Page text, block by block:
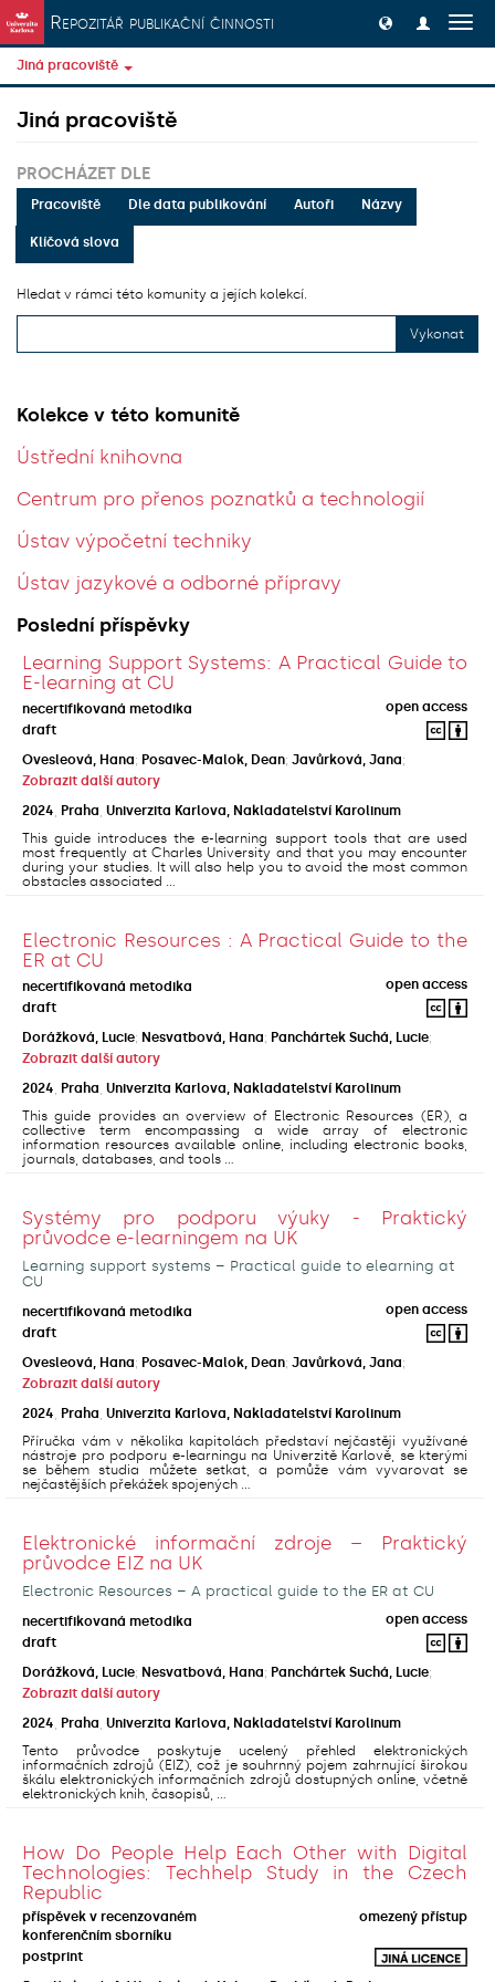
Přeskočit na obsah
Repozitář publikační činnosti
Jiná pracoviště
Jiná pracoviště
PROCHÁZET DLE
Pracoviště Dle data publikování Autoři Názvy
Klíčová slova
Hledat v rámci této komunity a jejích kolekcí.
Vykonat
Kolekce v této komunitě
Ústřední knihovna
Centrum pro přenos poznatků a technologií
Ústav výpočetní techniky
Ústav jazykové a odborné přípravy
Poslední příspěvky
Learning Support Systems: A Practical Guide to
E-learning at CU
necertifikovaná metodika
open access
draft
Ovesleová, Hana; Posavec-Malok, Dean; Javůrková, Jana;
Zobrazit další autory
2024
Praha Univerzita Karlova, Nakladatelství Karolinum
This guide introduces the e-learning support tools that are used
most frequently at Charles University and that you may encounter
during your studies. It will also help you to avoid the most common
obstacles associated ...
Electronic Resources : A Practical Guide to the
ER at CU
necertifikovaná metodika
open access
draft
Dorážková, Lucie; Nesvatbová, Hana; Panchártek Suchá, Lucie;
Zobrazit další autory
2024 Praha Univerzita Karlova, Nakladatelství Karolinum
This guide provides an overview of Electronic Resources (ER), a
collective term encompassing a wide array of electronic
information resources available online, including electronic books,
journals, databases, and tools ...
Systémy pro podporu výuky - Praktický
průvodce e-learningem na UK
Learning support systems – Practical guide to elearning at
CU
necertifikovaná metodika
open access
draft
Ovesleová, Hana; Posavec-Malok, Dean; Javůrková, Jana;
Zobrazit další autory
2024 Praha Univerzita Karlova, Nakladatelství Karolinum
Příručka vám v několika kapitolách představí nejčastěji využívané
nástroje pro podporu e-learningu na Univerzitě Karlově, se kterými
se během studia můžete setkat, a pomůže vám vyvarovat se
nejčastějších překážek spojených ...
Elektronické informační zdroje – Praktický
průvodce EIZ na UK
Electronic Resources – A practical guide to the ER at CU
necertifikovaná metodika
open access
draft
Dorážková, Lucie; Nesvatbová, Hana; Panchártek Suchá, Lucie;
Zobrazit další autory
2024 Praha Univerzita Karlova, Nakladatelství Karolinum
Tento průvodce poskytuje ucelený přehled elektronických
informačních zdrojů (EIZ), což je souhrnný pojem zahrnující širokou
škálu elektronických informačních zdrojů dostupných online, včetně
elektronických knih, časopisů, ...
How Do People Help Each Other with Digital
Technologies: Techhelp Study in the Czech
Republic
příspěvek v recenzovaném
konferenčním sborníku
omezený přístup
postprint